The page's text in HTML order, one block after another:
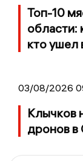
Топ-10
области:
кто ушел
03/08/2026
Клычков
дронов в